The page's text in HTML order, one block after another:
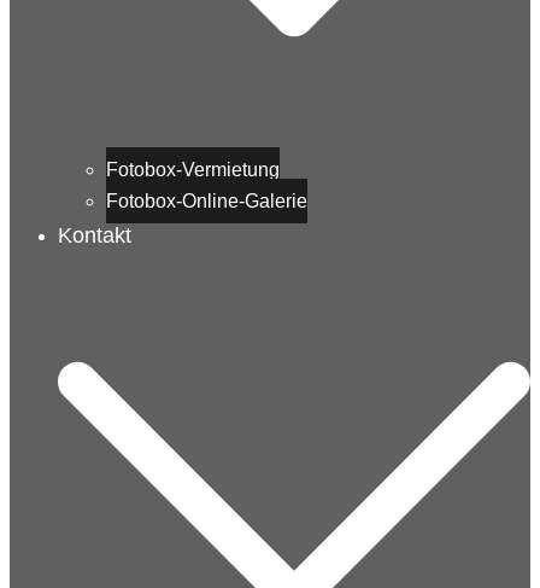
Fotobox-Vermietung
Fotobox-Online-Galerie
Kontakt